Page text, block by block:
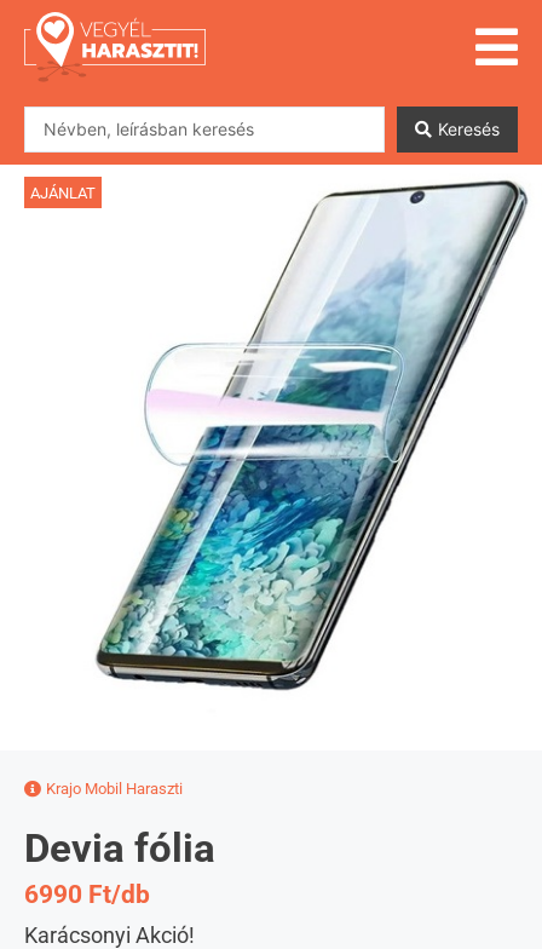
Keresés
AJÁNLAT
Krajo Mobil Haraszti
Devia fólia
6990 Ft/db
Karácsonyi Akció!